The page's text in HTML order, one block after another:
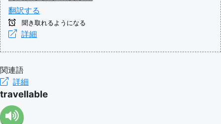
翻訳する
聞き取れるようになる
詳細
関連語
詳細
travellable